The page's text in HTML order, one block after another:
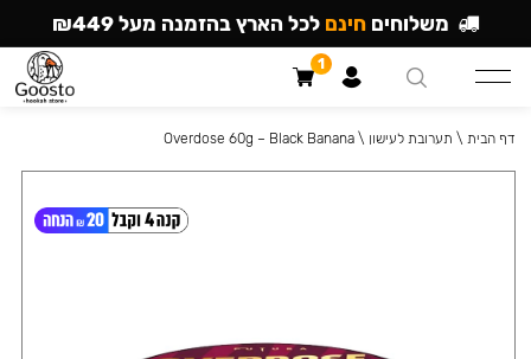
דף הבית \ תערובת לעישון \
Overdose 60g – Black Banana
משלוחים חינם לכל הארץ בהזמנה מעל ₪449
1